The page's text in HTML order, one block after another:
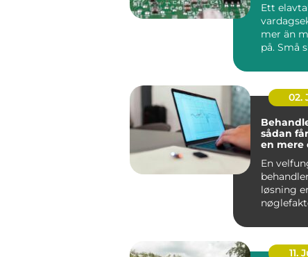
Ett
mer än
på. Små
02.
sådan
en mere
En
løsning
og beha...
11.